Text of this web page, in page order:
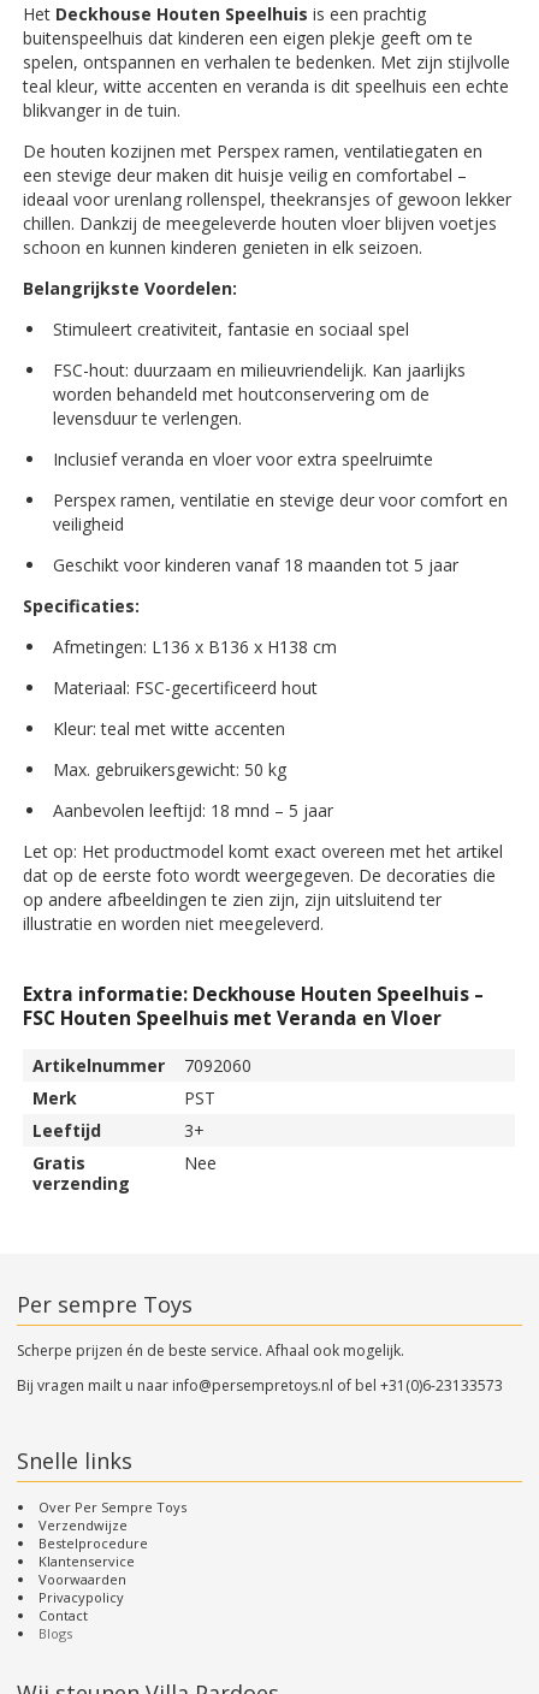
Het Deckhouse Houten Speelhuis is een prachtig
buitenspeelhuis dat kinderen een eigen plekje geeft om te
spelen, ontspannen en verhalen te bedenken. Met zijn stijlvolle
teal kleur, witte accenten en veranda is dit speelhuis een echte
blikvanger in de tuin.
De houten kozijnen met Perspex ramen, ventilatiegaten en
een stevige deur maken dit huisje veilig en comfortabel –
ideaal voor urenlang rollenspel, theekransjes of gewoon lekker
chillen. Dankzij de meegeleverde houten vloer blijven voetjes
schoon en kunnen kinderen genieten in elk seizoen.
Belangrijkste Voordelen:
Stimuleert creativiteit, fantasie en sociaal spel
FSC-hout: duurzaam en milieuvriendelijk. Kan jaarlijks
worden behandeld met houtconservering om de
levensduur te verlengen.
Inclusief veranda en vloer voor extra speelruimte
Perspex ramen, ventilatie en stevige deur voor comfort en
veiligheid
Geschikt voor kinderen vanaf 18 maanden tot 5 jaar
Specificaties:
Afmetingen: L136 x B136 x H138 cm
Materiaal: FSC-gecertificeerd hout
Kleur: teal met witte accenten
Max. gebruikersgewicht: 50 kg
Aanbevolen leeftijd: 18 mnd – 5 jaar
Let op: Het productmodel komt exact overeen met het artikel
dat op de eerste foto wordt weergegeven. De decoraties die
op andere afbeeldingen te zien zijn, zijn uitsluitend ter
illustratie en worden niet meegeleverd.
Extra informatie: Deckhouse Houten Speelhuis –
FSC Houten Speelhuis met Veranda en Vloer
Artikelnummer
7092060
Merk
PST
Leeftijd
3+
Gratis
verzending
Nee
Per sempre Toys
Scherpe prijzen én de beste service. Afhaal ook mogelijk.
Bij vragen mailt u naar info@persempretoys.nl of bel+31(0)6-23133573
Snelle links
Over Per Sempre Toys
Verzendwijze
Bestelprocedure
Klantenservice
Voorwaarden
Privacypolicy
Contact
Blogs